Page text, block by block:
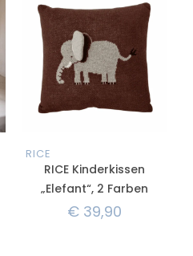
RICE
RICE Kinderkissen
„Elefant“, 2 Farben
€39,90